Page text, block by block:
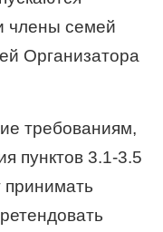
члены семей
Организатора
требованиям,
пунктов 3.1-3.5